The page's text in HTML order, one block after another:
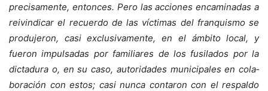
precisamente, entonces. Pero las acciones encaminadas a
reivindicar el recuerdo de las víctimas del franquismo se
produjeron, casi exclusivamente, en el ámbito local, y
fueron impulsadas por fami­liares de los fusilados por la
dictadura o, en su caso, autoridades municipales en cola­
boración con estos; casi nunca contaron con el respaldo